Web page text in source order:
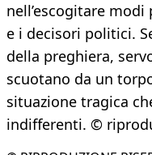
nell’escogitare
e i decisori politici.
della preghiera,
scuotano da un
situazione tragica
indifferenti. ©